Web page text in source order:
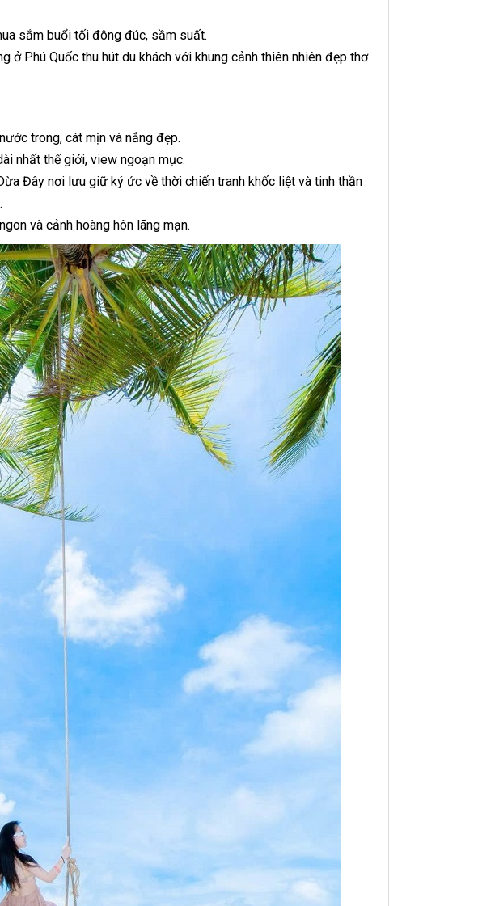
sắm buổi tối đông đúc, sầm suất.
ở Phú Quốc thu hút du khách với khung cảnh thiên nhiên đẹp thơ
trong, cát mịn và nắng đẹp.
nhất thế giới, view ngoạn mục.
Đây nơi lưu giữ ký ức về thời chiến tranh khốc liệt và tinh thần
và cảnh hoàng hôn lãng mạn.